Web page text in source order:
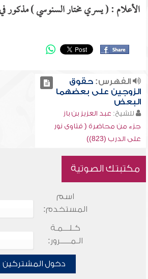
الأعلام : ( يسري مختار السنوسي ) مذكور في
الفهرس:حقوق
الزوجين على بعضهما
البعض
للشيخ: عبد العزيز بن باز
جزء من محاضرة ( فتاوى نور
على الدرب (823))
مكتبتك الصوتية
اسم
المستخدم:
كـلـــمـة
الـمـــــرور:
دخول المشتركين